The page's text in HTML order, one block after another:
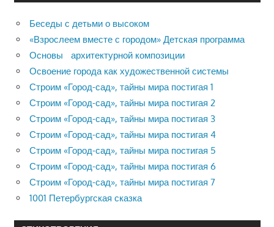
Беседы с детьми о высоком
«Взрослеем вместе с городом» Детская программа
Основы архитектурной композиции
Освоение города как художественной системы
Строим «Город-сад», тайны мира постигая 1
Строим «Город-сад», тайны мира постигая 2
Строим «Город-сад», тайны мира постигая 3
Строим «Город-сад», тайны мира постигая 4
Строим «Город-сад», тайны мира постигая 5
Строим «Город-сад», тайны мира постигая 6
Строим «Город-сад», тайны мира постигая 7
1001 Петербургская сказка